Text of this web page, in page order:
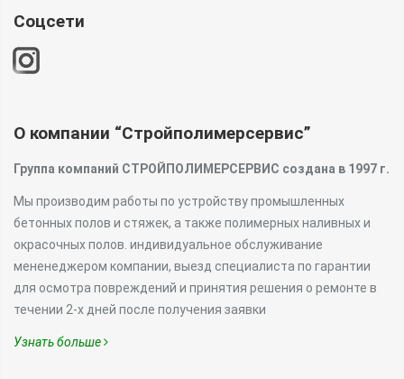
Соцсети
О компании “Стройполимерсервис”
Группа компаний СТРОЙПОЛИМЕРСЕРВИС создана в 1997 г.
Мы производим работы по устройству промышленных
бетонных полов и стяжек, а также полимерных наливных и
окрасочных полов. индивидуальное обслуживание
мененеджером компании, выезд специалиста по гарантии
для осмотра повреждений и принятия решения о ремонте в
течении 2-х дней после получения заявки
Узнать больше